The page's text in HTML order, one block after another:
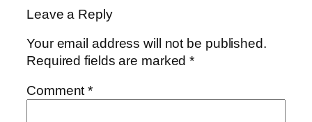
Leave a Reply
Your email address will not be published.
Required fields are marked*
Comment*